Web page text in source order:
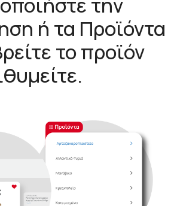
ή τα Προϊόντα
το προϊόν